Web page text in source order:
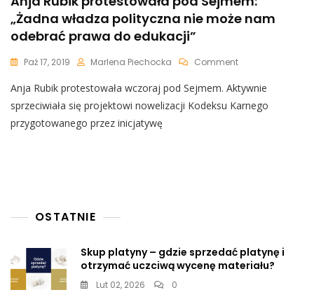
„Żadna władza polityczna nie może nam
odebrać prawa do edukacji”
Paź 17, 2019 Marlena Piechocka CommentOn
Rubik
Protestowała
Do
Edukacji”
Anja Rubik protestowała wczoraj pod Sejmem. Aktywnie
sprzeciwiała się projektowi nowelizacji Kodeksu Karnego
przygotowanego przez inicjatywę
OSTATNIE
Skup platyny – gdzie sprzedać platynę i
otrzymać uczciwą wycenę materiału?
Lut 02, 2026 0